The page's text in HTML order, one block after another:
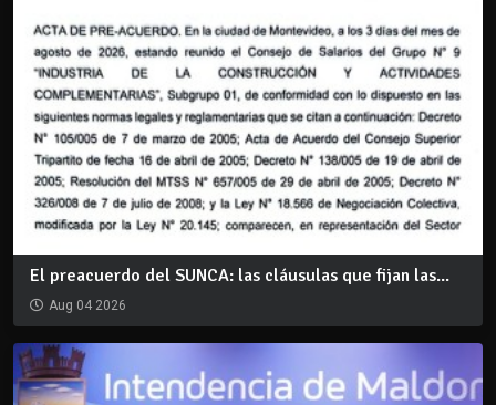
El preacuerdo del SUNCA: las cláusulas que fijan las...
Aug 04 2026